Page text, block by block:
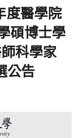
度醫學院
碩博士學
科學家
公告